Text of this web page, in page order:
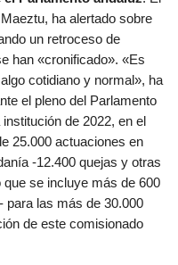
ha alertado sobre
un retroceso de
han «cronificado». «Es
cotidiano y normal», ha
el pleno del Parlamento
de 2022, en el
25.000 actuaciones en
-12.400 quejas y otras
se incluye más de 600
para las más de 30.000
de este comisionado